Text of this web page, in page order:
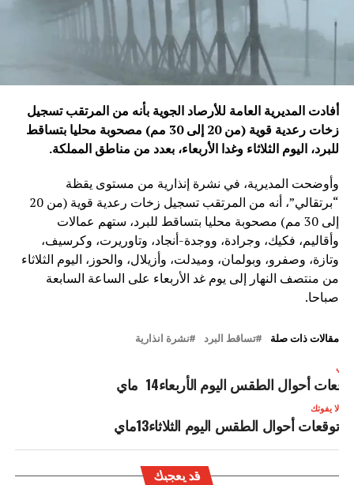
أفادت المديرية العامة للأرصاد الجوية بأنه من المرتقب تسجيل
زخات رعدية قوية (من 20 إلى 30 مم) مصحوبة محليا بتساقط
للبرد، اليوم الثلاثاء وغدا الأربعاء، بعدد من مناطق المملكة.
وأوضحت المديرية، في نشرة إنذارية من مستوى يقظة
“برتقالي”، أنه من المرتقب تسجيل زخات رعدية قوية (من 20
إلى 30 مم) مصحوبة محليا بتساقط للبرد، ستهم عمالات
وأقاليم، فكيك، وجرادة، ووجدة-أنجاد، وتاوريرت، وكرسيف،
وتازة، وصفرو، وبولمان، وميدلت، وأزيلال، والحوز، اليوم الثلاثاء
من منتصف النهار إلى يوم غد الأربعاء على الساعة السابعة
صباحا.
مقالات ذات صلة تساقط البرد نشرة انذارية
أحوال الطقس اليوم الأربعاء14 ماي
لا يفوتك
توقعات أحوال الطقس اليوم الثلاثاء13ماي
قد يعجبك